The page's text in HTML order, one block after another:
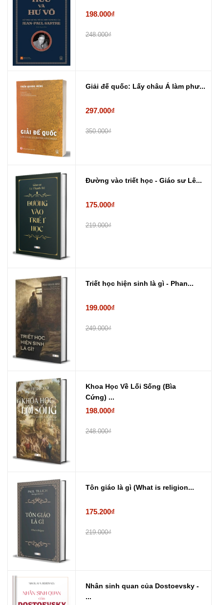
198.000₫
248.000₫
Giải đế quốc: Lấy châu Á làm phư...
297.000₫
350.000₫
Đường vào triết học - Giáo sư Lê...
175.000₫
219.000₫
Triết học hiện sinh là gì - Phan...
199.000₫
249.000₫
Khoa Học Về Lối Sống (Bìa
Cứng) ...
198.000₫
248.000₫
Tôn giáo là gì (What is religion...
175.200₫
219.000₫
Nhân sinh quan của Dostoevsky -
...